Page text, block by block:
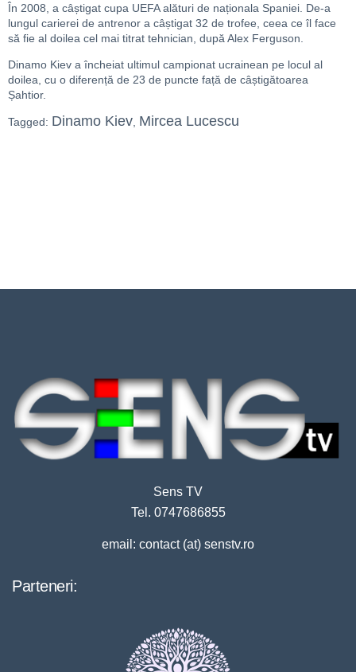
În 2008, a câștigat cupa UEFA alături de naționala Spaniei. De-a
lungul carierei de antrenor a câștigat 32 de trofee, ceea ce îl face
să fie al doilea cel mai titrat tehnician, după Alex Ferguson.
Dinamo Kiev a încheiat ultimul campionat ucrainean pe locul al
doilea, cu o diferență de 23 de puncte față de câștigătoarea
Șahtior.
Tagged: Dinamo Kiev, Mircea Lucescu
Sens TV
Tel. 0747686855
email: contact (at) senstv.ro
Parteneri: